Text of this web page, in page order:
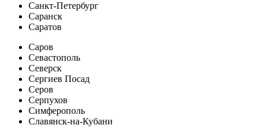
Санкт-Петербург
Саранск
Саратов
Саров
Севастополь
Северск
Сергиев Посад
Серов
Серпухов
Симферополь
Славянск-на-Кубани